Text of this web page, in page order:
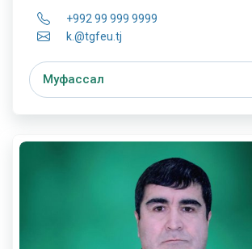
+992 99 999 9999
k.@tgfeu.tj
Муфассал